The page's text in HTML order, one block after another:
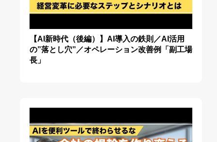
【AI新時代（後編）】AI導入の鉄則／AI活用
の”落とし穴”／オペレーション改善例「副工場
長」